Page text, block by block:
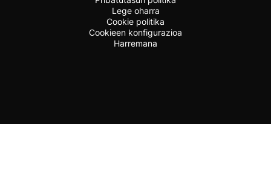
Lege oharra
Cookie politika
Cookieen konfigurazioa
Harremana